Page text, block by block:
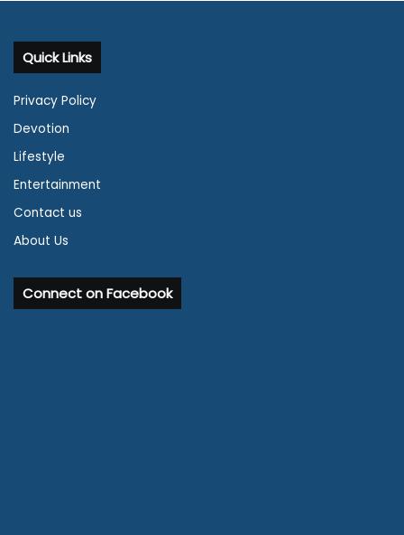
Quick Links
Privacy Policy
Devotion
Lifestyle
Entertainment
Contact us
About Us
Connect on Facebook